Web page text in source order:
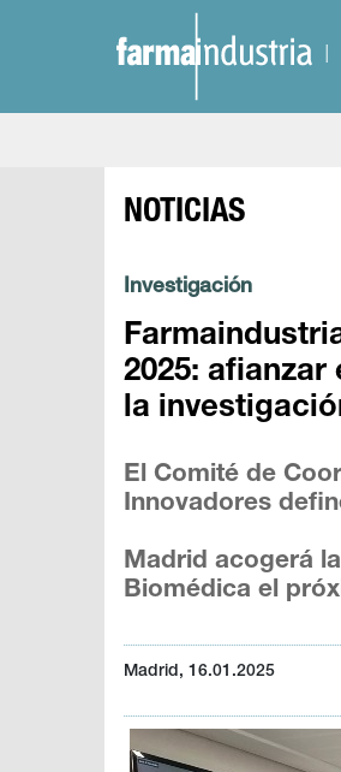
|
NOTICIAS
Investigación
2025:
la
El Comité de
Innovadores
Madrid acogerá
Biomédica el
Madrid, 16.01.2025